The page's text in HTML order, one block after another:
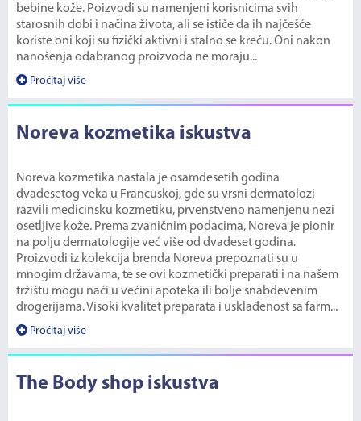
bebine kože. Poizvodi su namenjeni korisnicima svih
starosnih dobi i načina života, ali se ističe da ih najčešće
koriste oni koji su fizički aktivni i stalno se kreću. Oni nakon
nanošenja odabranog proizvoda ne moraju...
Pročitaj više
Noreva kozmetika iskustva
Noreva kozmetika nastala je osamdesetih godina
dvadesetog veka u Francuskoj, gde su vrsni dermatolozi
razvili medicinsku kozmetiku, prvenstveno namenjenu nezi
osetljive kože. Prema zvaničnim podacima, Noreva je pionir
na polju dermatologije već više od dvadeset godina.
Proizvodi iz kolekcija brenda Noreva prepoznati su u
mnogim državama, te se ovi kozmetički preparati i na našem
tržištu mogu naći u većini apoteka ili bolje snabdevenim
drogerijama. Visoki kvalitet preparata i usklađenost sa farm...
Pročitaj više
The Body shop iskustva